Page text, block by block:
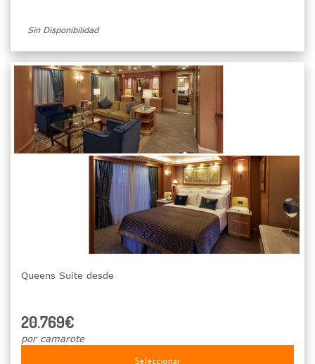
Sin Disponibilidad
Queens Suite desde
20.769€
por camarote
Seleccionar